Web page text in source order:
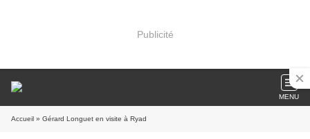
Publicité
MENU
Accueil » Gérard Longuet en visite à Ryad